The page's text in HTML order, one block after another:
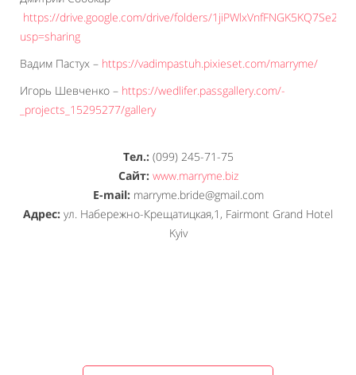
https://drive.google.com/drive/folders/
usp=sharing
Вадим Пастух – https://vadimpastuh.pixieset.com/marryme/
Игорь Шевченко – https://wedlifer.passgallery.com/-
_projects_15295277/gallery
Тел.:(099) 245-71-75
Сайт: www.marryme.biz
E-mail:marryme.bride@gmail.com
Адрес: ул. Набережно-Крещатицкая,1, Fairmont Grand Hotel
Kyiv